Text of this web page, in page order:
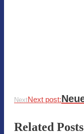
NextNext post:
Related Posts